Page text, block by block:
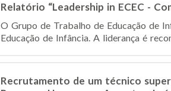
Relatório “Leadership in ECEC -
O Grupo de Trabalho de Educação de
Educação de Infância. A liderança é
Recrutamento de um técnico